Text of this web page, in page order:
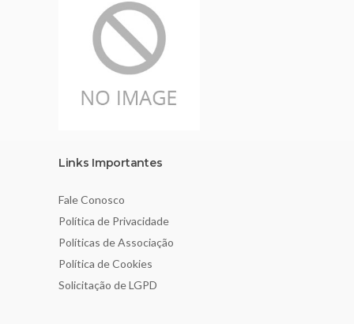
Links Importantes
Fale Conosco
Política de Privacidade
Políticas de Associação
Política de Cookies
Solicitação de LGPD